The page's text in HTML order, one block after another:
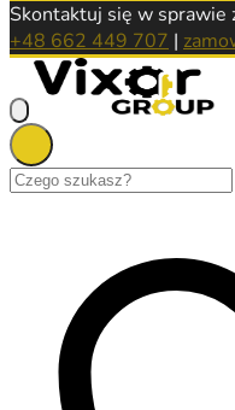
Skontaktuj się w
+48 662 449 707 |